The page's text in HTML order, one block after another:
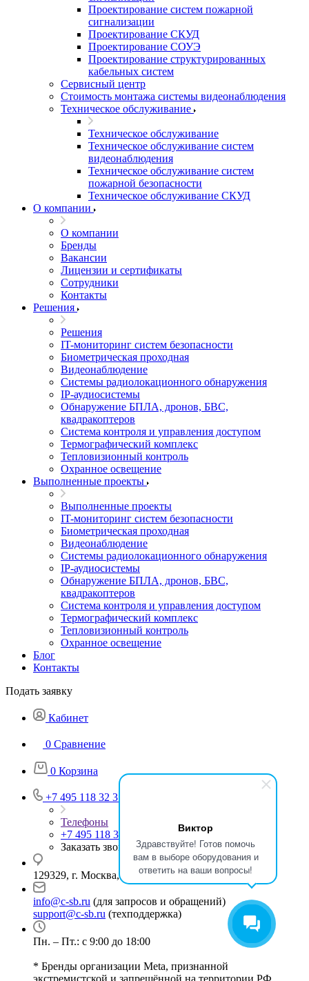
Виктор
Здравствуйте! Готов помочь
вам в выборе оборудования и
ответить на ваши вопросы!
Проектирование систем пожарной
сигнализации
Проектирование СКУД
Проектирование СОУЭ
Проектирование структурированных
кабельных систем
Сервисный центр
Стоимость монтажа системы видеонаблюдения
Техническое обслуживание
Техническое обслуживание
Техническое обслуживание систем
видеонаблюдения
Техническое обслуживание систем
пожарной безопасности
Техническое обслуживание СКУД
О компании
О компании
Бренды
Вакансии
Лицензии и сертификаты
Сотрудники
Контакты
Решения
Решения
IT-мониторинг систем безопасности
Биометрическая проходная
Видеонаблюдение
Системы радиолокационного обнаружения
IP-аудиосистемы
Обнаружение БПЛА, дронов, БВС,
квадракоптеров
Система контроля и управления доступом
Термографический комплекс
Тепловизионный контроль
Охранное освещение
Выполненные проекты
Выполненные проекты
IT-мониторинг систем безопасности
Биометрическая проходная
Видеонаблюдение
Системы радиолокационного обнаружения
IP-аудиосистемы
Обнаружение БПЛА, дронов, БВС,
квадракоптеров
Система контроля и управления доступом
Термографический комплекс
Тепловизионный контроль
Охранное освещение
Блог
Контакты
Подать заявку
Кабинет
0 Сравнение
0 Корзина
+7 495 118 32 37
Телефоны
+7 495 118 32 37
Заказать звонок
129329, г. Москва, ул. Кольская, д.1, стр.2
info@c-sb.ru (для запросов и обращений)
support@c-sb.ru (техподдержка)
Пн. – Пт.: с 9:00 до 18:00
* Бренды организации Meta, признанной
экстремистской и запрещённой на территории РФ